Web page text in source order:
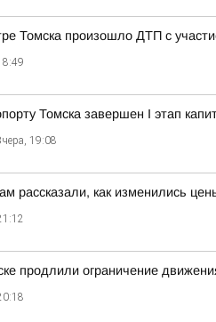
Томска произошло ДТП с
Томска завершен I этап
19:08
рассказали, как изменились
продлили ограничение